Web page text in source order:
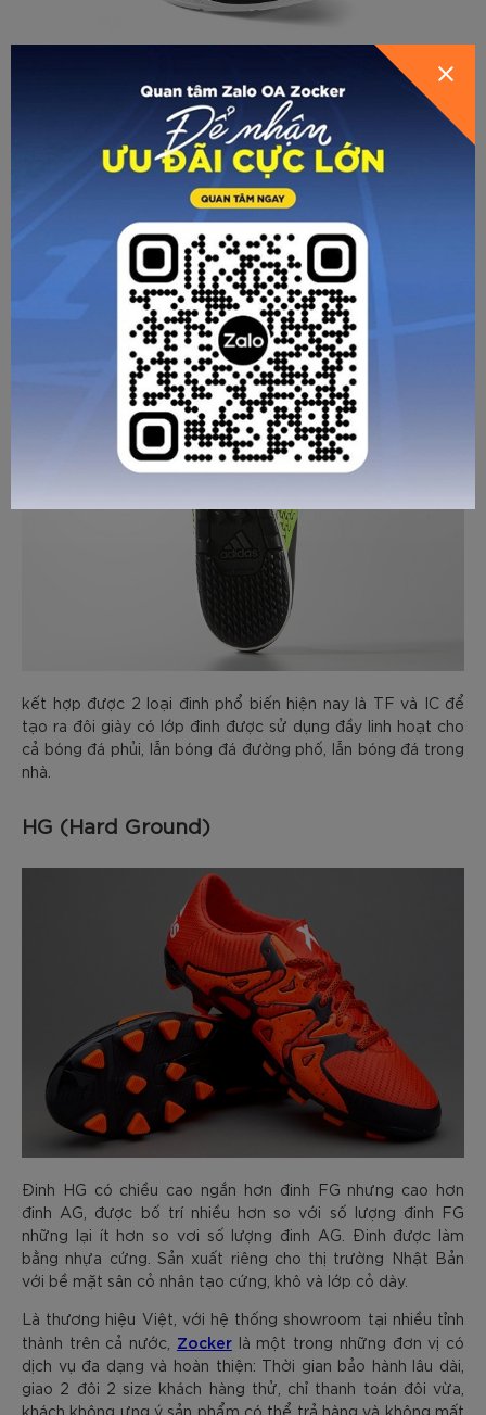
Đế futsal, dành cho sân trong nhà, nền lót gỗ, hoặc nền bê
tông. Mặt đế được làm bằng phẳng, không có đinh, chỉ có
những đường rãnh nhỏ trải khắp mặt đế giày, giúp tạo ma
Đinh CG
kết hợp được 2 loại đinh phổ biến hiện nay là TF và IC để
tạo ra đôi giày có lớp đinh được sử dụng đầy linh hoạt cho
cả bóng đá phủi, lẫn bóng đá đường phố, lẫn bóng đá trong
nhà.
HG (Hard Ground)
Đinh HG có chiều cao ngắn hơn đinh FG nhưng cao hơn
đinh AG, được bố trí nhiều hơn so với số lượng đinh FG
những lại ít hơn so vơi số lượng đinh AG. Đinh được làm
bằng nhựa cứng. Sản xuất riêng cho thị trường Nhật Bản
với bề mặt sân cỏ nhân tạo cứng, khô và lớp cỏ dày.
Là thương hiệu Việt, với hệ thống showroom tại nhiều tỉnh
thành trên cả nước, Zocker là một trong những đơn vị có
dịch vụ đa dạng và hoàn thiện: Thời gian bảo hành lâu dài,
giao 2 đôi 2 size khách hàng thử, chỉ thanh toán đôi vừa,
khách không ưng ý sản phẩm có thể trả hàng và không mất